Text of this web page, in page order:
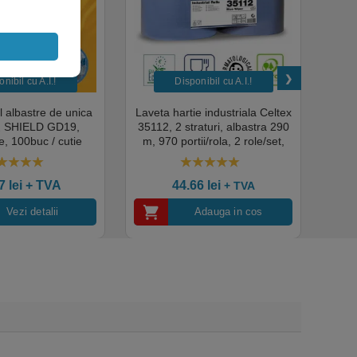
cu A.I.​!
albastre de unica
GD19,
100buc / cutie
HoReCa,
industrial,
premium
lei+ TVA
Vezi detalii
Disponibil cu A.I.​!
Laveta hartie industriala Celtex
35112, 2 straturi, albastra 290
m, 970 portii/rola, 2 role/set,
certificata pentru industria
alimentara, Ecolabel
44.66 lei + TVA
Adauga in cos